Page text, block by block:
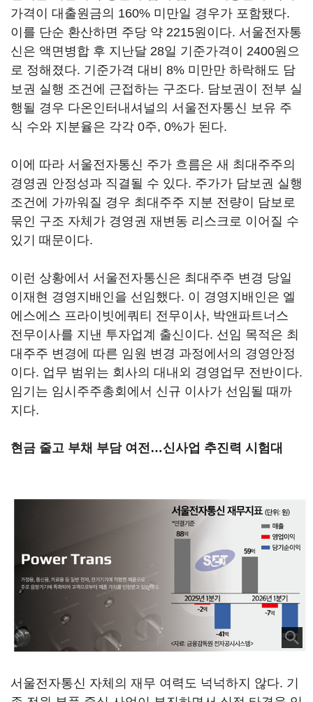
가격이 대출원금의 160% 미만일 경우가 포함됐다.
이를 단순 환산하면 주당 약 2215원이다. 서울전자통
신은 액면병합 후 지난달 28일 기준가격이 2400원으
로 정해졌다. 기준가격 대비 8% 미만만 하락해도 담
보권 실행 조건에 근접하는 구조다. 담보권이 전부 실
행될 경우 다온인터내셔널의 서울전자통신 보유 주
식 수와 지분율은 각각 0주, 0%가 된다.
이에 따라 서울전자통신 주가 흐름은 새 최대주주의
경영권 안정성과 직결될 수 있다. 주가가 담보권 실행
조건에 가까워질 경우 최대주주 지분 전량이 담보로
묶인 구조 자체가 경영권 재변동 리스크로 이어질 수
있기 때문이다.
이런 상황에서 서울전자통신은 최대주주 변경 당일
이재현 경영지배인을 선임했다. 이 경영지배인은 엘
에스에스 프라이빗에쿼티 전무이사, 박앤파트너스
전무이사를 지낸 투자업계 출신이다. 선임 목적은 최
대주주 변경에 따른 임원 변경 과정에서의 경영안정
이다. 업무 범위는 회사의 대내외 경영업무 전반이다.
임기는 임시주주총회에서 신규 이사가 선임될 때까
지다.
현금 줄고 부채 부담 여전…신사업 추진력 시험대
서울전자통신 자체의 재무 여력도 넉넉하지 않다. 기